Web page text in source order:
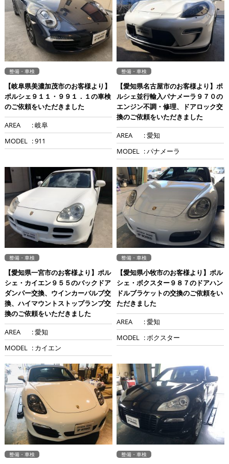
整備・車検
【岐阜県美濃加茂市のお客様より】
ポルシェ９１１・９９１．１の車検
のご依頼をいただきました
AREA
: 岐阜
MODEL : 911
整備・車検
【愛知県名古屋市のお客様より】ポ
ルシェ並行輸入パナメーラ９７０の
エンジン不調・修理、ドアロック交
換のご依頼をいただきました
AREA
: 愛知
MODEL : パナメーラ
整備・車検
【愛知県一宮市のお客様より】ポル
シェ・カイエン９５５のバックドア
ダンパー交換、ウインカーバルブ交
換、ハイマウントストップランプ交
換のご依頼をいただきました
AREA
: 愛知
MODEL : カイエン
整備・車検
【愛知県小牧市のお客様より】ポル
シェ・ボクスター９８７のドアハン
ドルブラケットの交換のご依頼をい
ただきました
AREA
: 愛知
MODEL : ボクスター
整備・車検 整備・車検